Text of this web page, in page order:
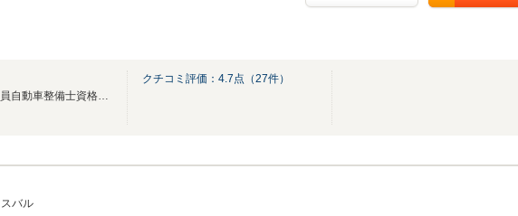
自社運輸局認証工場完備 社員全員自動車整備士資格者 全国納車可能
クチコミ評価： 4.7点（27件）
スバル